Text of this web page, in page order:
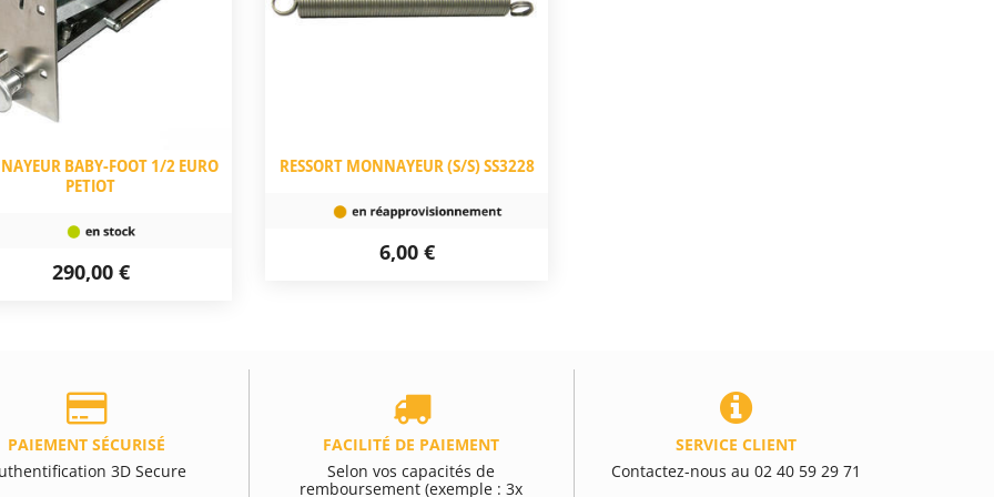
BABY-FOOT 1/2 EURO
PETIOT
290,00 €
RESSORT MONNAYEUR (S/S) SS3228
6,00 €
PAIEMENT SÉCURISÉ
3D Secure
FACILITÉ DE PAIEMENT
Selon vos capacités de
remboursement (exemple : 3x
SERVICE CLIENT
Contactez-nous au 02 40 59 29 71